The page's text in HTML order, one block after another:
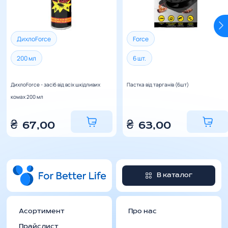
Термін доставки
від 3 до 6 днів залежно від пункту
призначення.
ДихлоForce
200 мл
ДихлоForce - засіб від всіх шкідливих
комах 200 мл
67,00
₴
Force
6 шт.
Пастка від тарганів (6шт)
63,00
₴
В каталог
Асортимент
Про нас